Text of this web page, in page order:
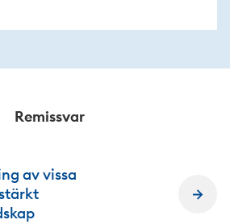
Remissvar
av vissa